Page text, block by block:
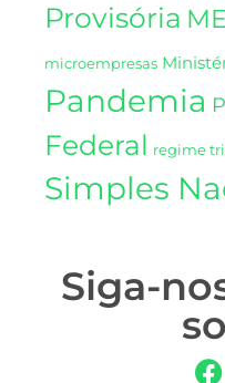
Provisória
microempresas
Pandemia
Federal regime
Simples
Siga-